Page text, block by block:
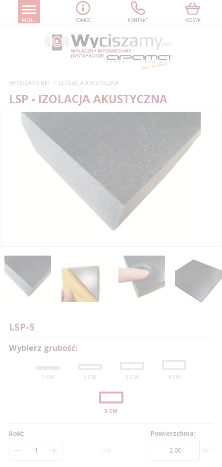
MENU POMOC KONTAKT KOSZYK
WYCISZAMY.NET IZOLACJA AKUSTYCZNA
LSP - IZOLACJA AKUSTYCZNA
LSP-5
Wybierz grubość:
1 CM 2 CM 3 CM 4 CM
5 CM
Ilość:
lub
Powierzchnia:
m 2
0
1
5
0
1
91
4
8 6